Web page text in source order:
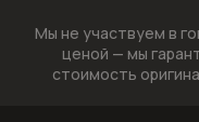
Посудомоечные
Пылесосы
Мы не участвуем в
ценой — мы
стоимость